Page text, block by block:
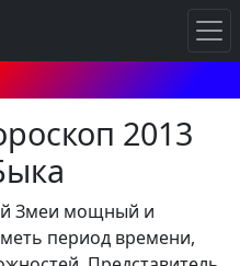
2013
Змеи мощный и
период времени,